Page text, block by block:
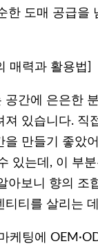
한 도매 공급을
매력과 활용법]
공간에 은은한
져 있습니다. 직
을 만들기 좋았
있는데, 이 부
아보니 향의 조
티티를 살리는
케팅에